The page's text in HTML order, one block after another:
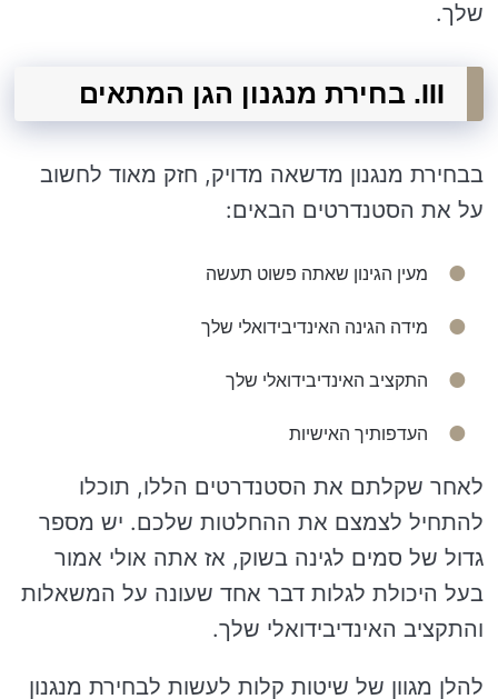
שלך.
III. בחירת מנגנון הגן המתאים
בבחירת מנגנון מדשאה מדויק, חזק מאוד לחשוב
על את הסטנדרטים הבאים:
מעין הגינון שאתה פשוט תעשה
מידה הגינה האינדיבידואלי שלך
התקציב האינדיבידואלי שלך
העדפותיך האישיות
לאחר שקלתם את הסטנדרטים הללו, תוכלו
להתחיל לצמצם את ההחלטות שלכם. יש מספר
גדול של סמים לגינה בשוק, אז אתה אולי אמור
בעל היכולת לגלות דבר אחד שעונה על המשאלות
והתקציב האינדיבידואלי שלך.
להלן מגוון של שיטות קלות לעשות לבחירת מנגנון